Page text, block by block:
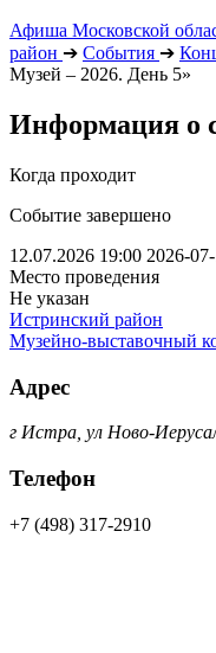
Афиша Московской
район ➔ События ➔
Музей – 2026. День 5»
Информация о
Когда проходит
Событие завершено
12.07.2026 19:00 2026-
Место проведения
Не указан
Истринский район
Музейно-выставочный
Адрес
г Истра, ул Ново-
Телефон
+7 (498) 317-2910